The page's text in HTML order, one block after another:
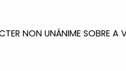
NON UNÁNIME SOBRE